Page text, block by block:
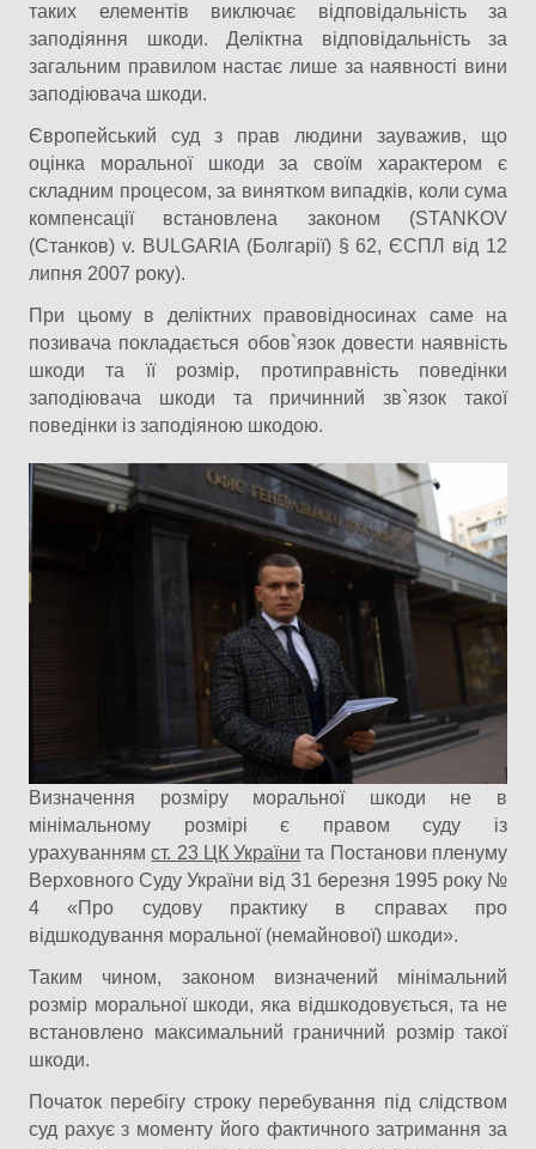
таких елементів виключає відповідальність за
заподіяння шкоди. Деліктна відповідальність за
загальним правилом настає лише за наявності вини
заподіювача шкоди.
Європейський суд з прав людини зауважив, що
оцінка моральної шкоди за своїм характером є
складним процесом, за винятком випадків, коли сума
компенсації встановлена законом (STANKOV
(Станков) v. BULGARIA (Болгарії) § 62, ЄСПЛ від 12
липня 2007 року).
При цьому в деліктних правовідносинах саме на
позивача покладається обов`язок довести наявність
шкоди та її розмір, протиправність поведінки
заподіювача шкоди та причинний зв`язок такої
поведінки із заподіяною шкодою.
Визначення розміру моральної шкоди не в
мінімальному розмірі є правом суду із
урахуваннямст. 23 ЦК України та Постанови пленуму
Верховного Суду України від 31 березня 1995 року №
4 «Про судову практику в справах про
відшкодування моральної (немайнової) шкоди».
Таким чином, законом визначений мінімальний
розмір моральної шкоди, яка відшкодовується, та не
встановлено максимальний граничний розмір такої
шкоди.
Початок перебігу строку перебування під слідством
суд рахує з моменту його фактичного затримання за